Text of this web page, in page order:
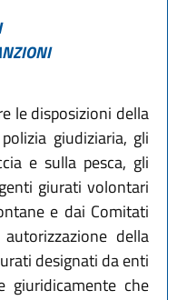
le disposizioni della
giudiziaria, gli
e sulla pesca, gli
giurati volontari
e dai Comitati
della
designati da enti
giuridicamente che